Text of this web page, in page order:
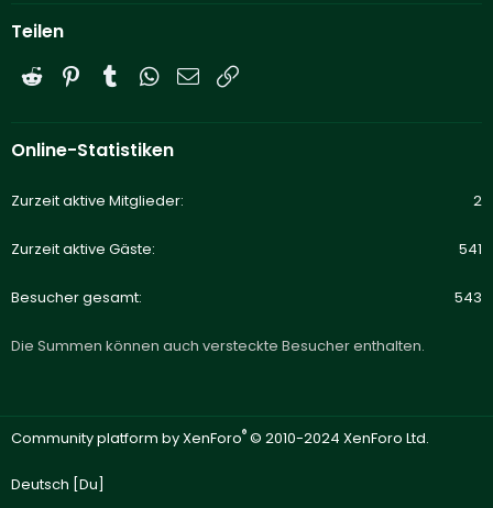
Teilen
Reddit PinterestTumblrWhatsApp
E-Mail
Online-Statistiken
Zurzeit aktive Mitglieder 2
Zurzeit aktive Gäste 541
Besucher gesamt 543
Die Summen können auch versteckte Besucher enthalten.
Community platform by XenForo® © 2010-2024 XenForo Ltd.
Deutsch [Du]